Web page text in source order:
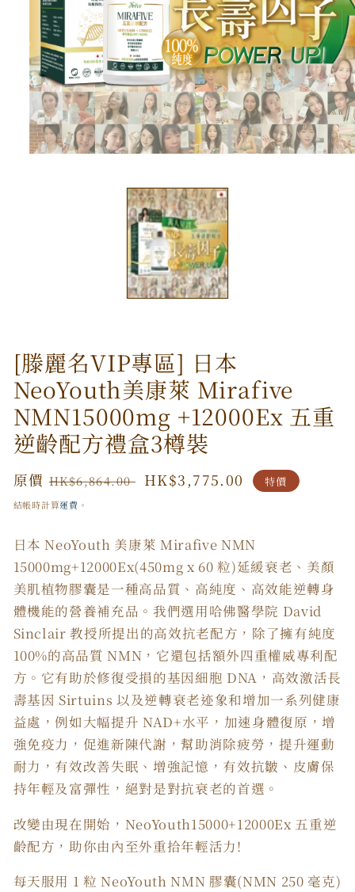
1
[滕麗名VIP專區] 日本
NeoYouth美康萊 Mirafive
NMN15000mg +12000Ex 五重
逆齡配方禮盒3樽裝
原
價
原價HK$6,864.00
特
HK$3,775.00 特價
結帳時計算運費 。
日本 NeoYouth 美康萊 Mirafive NMN
15000mg+12000Ex(450mg x 60 粒)延緩衰老、美顏
美肌植物膠囊是一種高品質、高純度、高效能逆轉身
體機能的營養補充品。我們選用哈佛醫學院 David
Sinclair 教授所提出的高效抗老配方，除了擁有純度
100%的高品質 NMN，它還包括額外四重權威專利配
方。它有助於修復受損的基因細胞 DNA，高效激活長
壽基因 Sirtuins 以及逆轉衰老迹象和增加一系列健康
益處，例如大幅提升 NAD+水平，加速身體復原，增
強免疫力，促進新陳代謝，幫助消除疲勞，提升運動
耐力，有效改善失眠、增強記憶，有效抗皺、皮膚保
持年輕及富彈性，絕對是對抗衰老的首選。
改變由現在開始，NeoYouth15000+12000Ex 五重逆
齡配方，助你由內至外重拾年輕活力!
每天服用 1 粒 NeoYouth NMN 膠囊(NMN 250 毫克)